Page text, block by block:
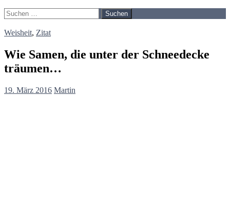
Suchen
nach:
Weisheit, Zitat
Wie Samen, die unter der Schneedecke
träumen…
19. März 2016 Martin